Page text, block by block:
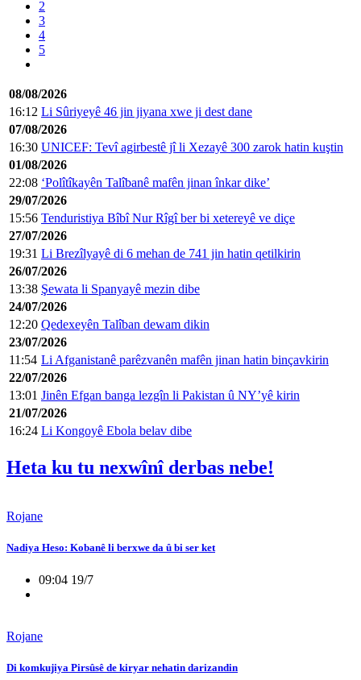
2
3
4
5
08/08/2026
16:12 Li Sûriyeyê 46 jin jiyana xwe ji dest dane
07/08/2026
16:30 UNICEF: Tevî agirbestê jî li Xezayê 300 zarok hatin kuştin
01/08/2026
22:08 ‘Polîtîkayên Talîbanê mafên jinan înkar dike’
29/07/2026
15:56 Tenduristiya Bîbî Nur Rîgî ber bi xetereyê ve diçe
27/07/2026
19:31 Li Brezîlyayê di 6 mehan de 741 jin hatin qetilkirin
26/07/2026
13:38 Şewata li Spanyayê mezin dibe
24/07/2026
12:20 Qedexeyên Talîban dewam dikin
23/07/2026
11:54 Li Afganistanê parêzvanên mafên jinan hatin binçavkirin
22/07/2026
13:01 Jinên Efgan banga lezgîn li Pakistan û NY’yê kirin
21/07/2026
16:24 Li Kongoyê Ebola belav dibe
Heta ku tu nexwînî derbas nebe!
Rojane
Nadiya Heso: Kobanê li berxwe da û bi ser ket
09:04 19/7
Rojane
Di komkujiya Pirsûsê de kiryar nehatin darizandin